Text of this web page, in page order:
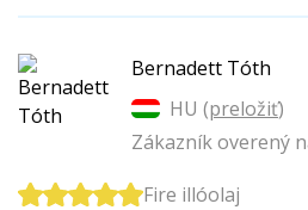
Bernadett Tóth
HU (preložiť)
Zákazník overený
Fire illóolaj